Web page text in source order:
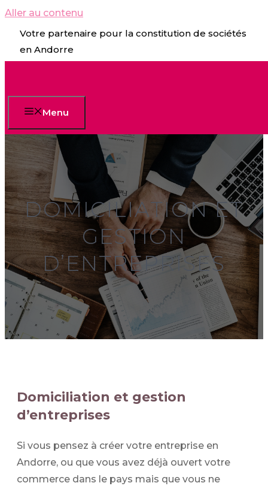
Aller au contenu
Votre partenaire pour la constitution de sociétés
en Andorre
Menu
DOMICILIATION ET
GESTION
D’ENTREPRISES
Domiciliation et gestion
d’entreprises
Si vous pensez à créer votre entreprise en
Andorre, ou que vous avez déjà ouvert votre
commerce dans le pays mais que vous ne